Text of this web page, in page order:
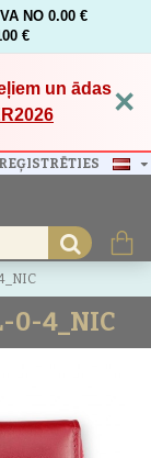
NO 0.00 €
€
un ādas ×
REĢISTRĒTIES
0-4_NIC